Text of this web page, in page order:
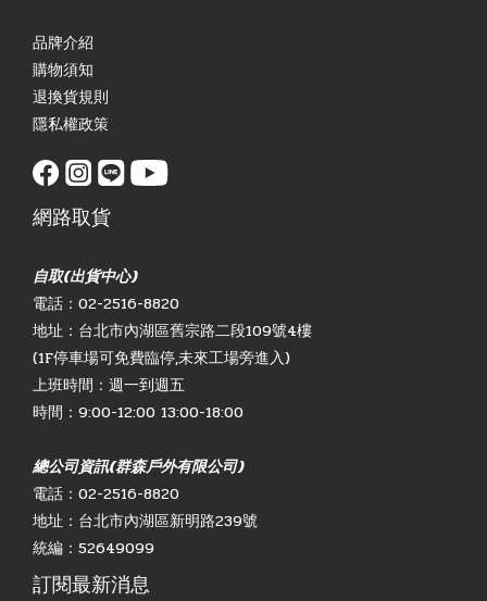
品牌介紹
購物須知
退換貨規則
隱私權政策
網路取貨
自取(出貨中心)
電話：02-2516-8820
地址：台北市內湖區舊宗路二段109號4樓
(1F停車場可免費臨停,未來工場旁進入)
上班時間：週一到週五
時間：9:00-12:00 13:00-18:00
總公司資訊(群森戶外有限公司)
電話：02-2516-8820
地址：台北市內湖區新明路239號
統編：52649099
訂閱最新消息